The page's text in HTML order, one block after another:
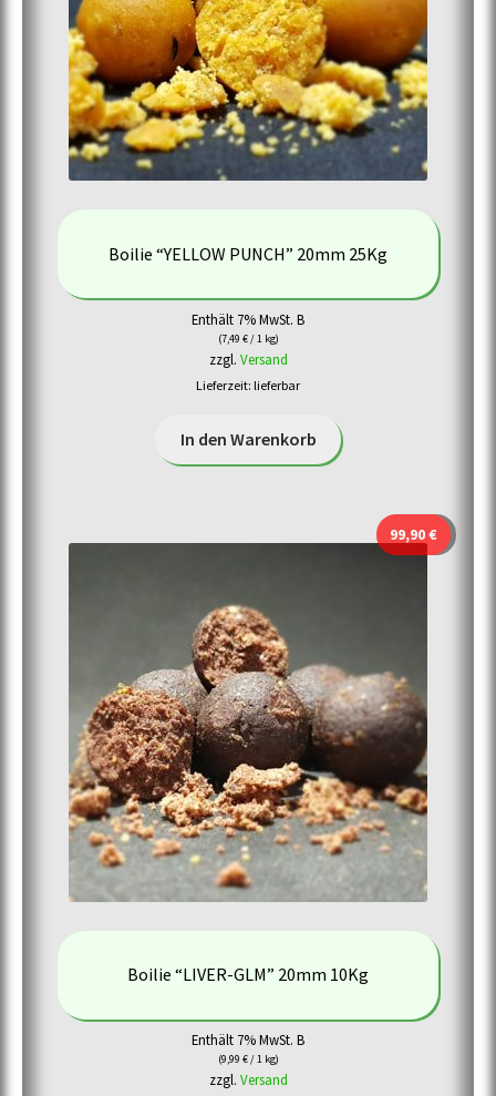
Boilie “YELLOW PUNCH” 20mm 25Kg
Enthält 7% MwSt. B
(7,49 €/ 1 kg)
zzgl. Versand
Lieferzeit: lieferbar
In den Warenkorb
Boilie “LIVER-GLM” 20mm 10Kg
99,90€
Enthält 7% MwSt. B
(9,99 €/ 1 kg)
zzgl. Versand